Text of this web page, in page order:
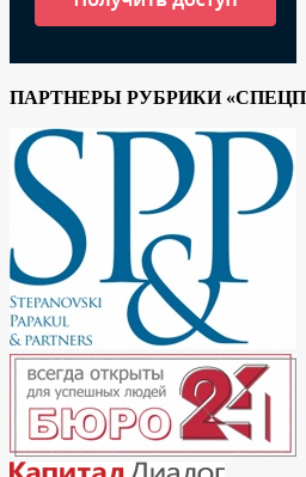
ПАРТНЕРЫ РУБРИКИ